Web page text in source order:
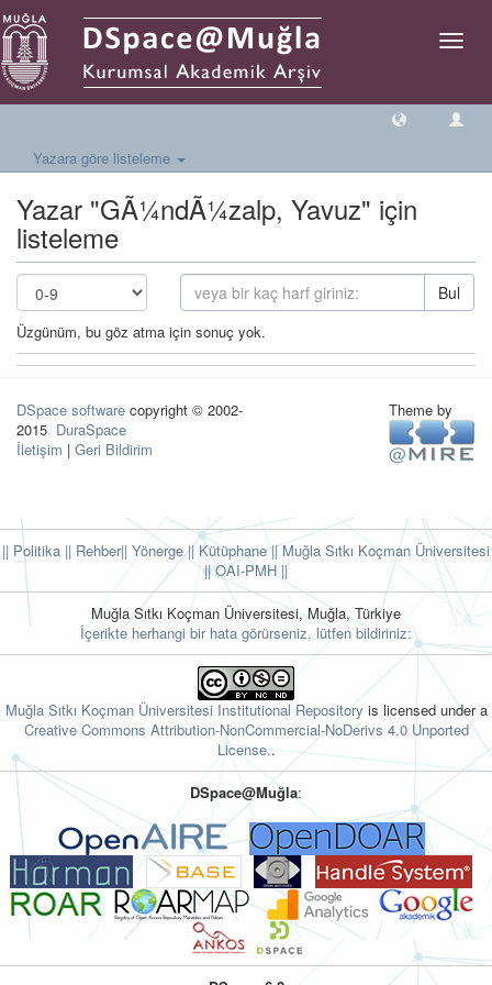
Geçiş
Yazara göre listeleme
Yazar "GÃ¼ndÃ¼zalp, Yavuz" için
listeleme
Bul
Üzgünüm, bu göz atma için sonuç yok.
DSpace software copyright © 2002-
2015 DuraSpace
İletişim | Geri Bildirim
Theme by
|| Politika || Rehber|| Yönerge|| Kütüphane|| Muğla Sıtkı Koçman Üniversitesi
||OAI-PMH ||
Muğla Sıtkı Koçman Üniversitesi, Muğla, Türkiye
İçerikte herhangi bir hata görürseniz, lütfen bildiriniz:
Muğla Sıtkı Koçman Üniversitesi Institutional Repository is licensed under a
Creative Commons Attribution-NonCommercial-NoDerivs 4.0 Unported
License..
DSpace@Muğla: